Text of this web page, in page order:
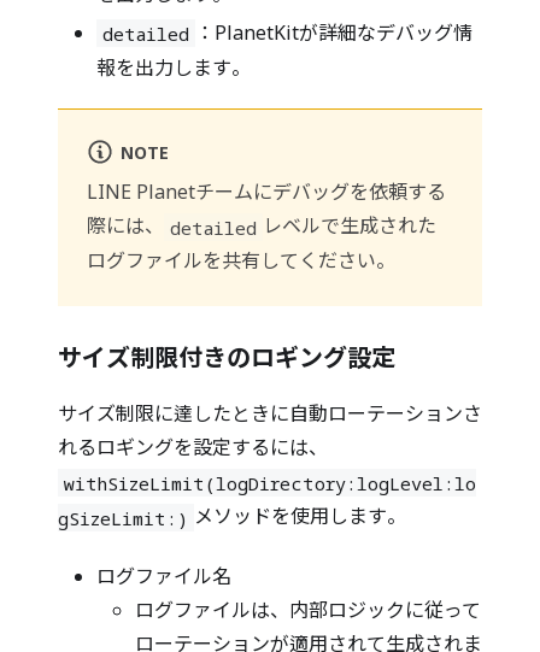
detailed ：PlanetKitが詳細なデバッグ情
報を出力します。
NOTE
LINE Planetチームにデバッグを依頼する
際には、
detailed レベルで生成された
ログファイルを共有してください。
サイズ制限付きのロギング設定
サイズ制限に達したときに自動ローテーションさ
れるロギングを設定するには、
withSizeLimit(logDirectory:logLevel:lo
gSizeLimit:) メソッドを使用します。
ログファイル名
ログファイルは、内部ロジックに従って
ローテーションが適用されて生成されま